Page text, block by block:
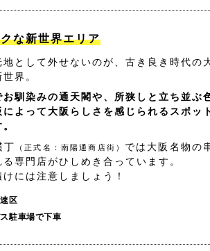
な新世界エリア
地として外せないのが、古き良き時代の
界。
お馴染みの通天閣や、所狭しと立ち並ぶ
によって大阪らしさを感じられるスポッ
丁
（正式名：南陽通商店街） では大阪名物の
専門店がひしめき合っています。
には注意しましょう！
区
駐車場で下車